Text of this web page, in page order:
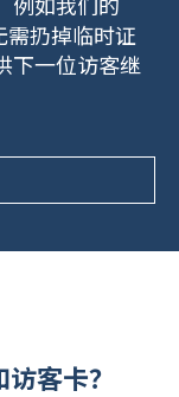
需扔掉临时证
下一位访客继
客卡？